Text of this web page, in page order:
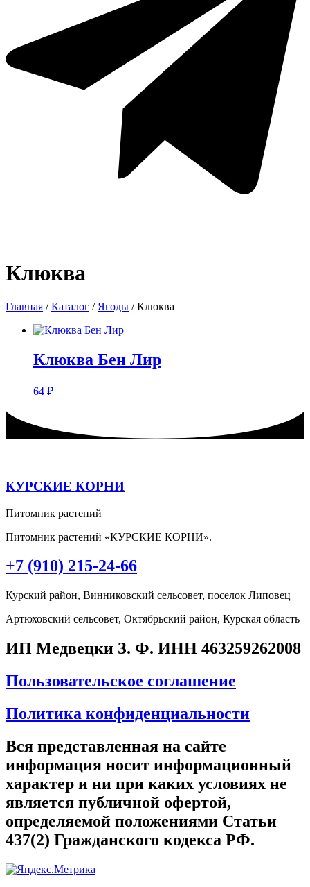
Клюква
Главная /Каталог / Ягоды / Клюква
Клюква Бен Лир
64 ₽
КУРСКИЕ КОРНИ
Питомник растений
Питомник растений «КУРСКИЕ КОРНИ».
+7 (910) 215-24-66
Курский район, Винниковский сельсовет, поселок Липовец
Артюховский сельсовет, Октябрьский район, Курская область
ИП Медвецки З. Ф. ИНН 463259262008
Пользовательское соглашение
Политика конфиденциальности
Вся представленная на сайте
информация носит информационный
характер и ни при каких условиях не
является публичной офертой,
определяемой положениями Статьи
437(2) Гражданского кодекса РФ.